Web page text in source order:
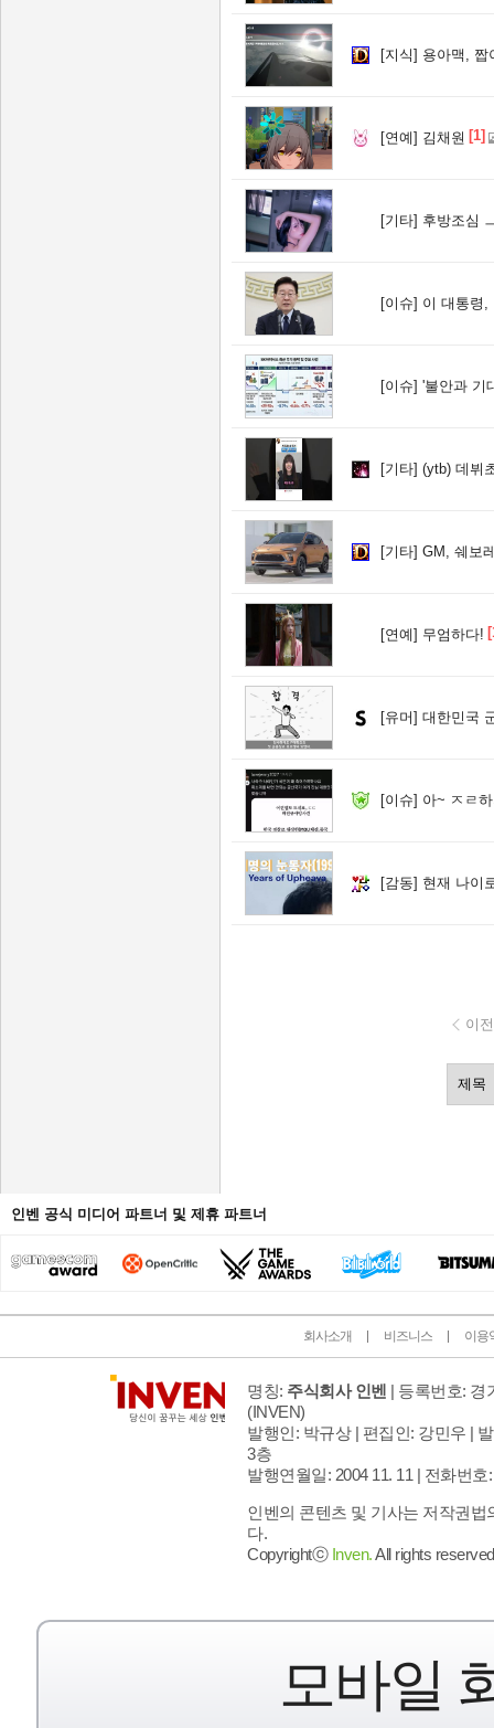
[지식] 용아맥, 짭
[연예] 김채원 [1]
[기타] 후방조심
[이슈] 이 대통령, ISA·
[이슈] '불안과 기대 사이'
[기타] (ytb) 데뷔초에
[기타] GM, 쉐보
[연예] 무엄하다!
[유머] 대한민국
[이슈] 아~ ㅈㄹ
[감동] 현재 나이
이전
인벤 공식 미디어 파트너 및 제휴 파트너
회사소개 비즈니스 이용
명칭: 주식회사 인벤 | 등록번호: 경
(INVEN)
발행인: 박규상 | 편집인: 강민우 |
3층
발행연월일: 2004 11. 11 | 전화번호
인벤의 콘텐츠 및 기사는 저작권
다.
Copyrightⓒ Inven.All rights
모바일